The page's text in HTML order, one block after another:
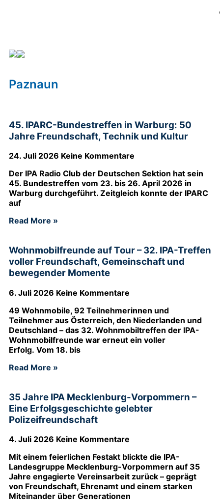
Paznaun
45. IPARC-Bundestreffen in Warburg: 50
Jahre Freundschaft, Technik und Kultur
24. Juli 2026 Keine Kommentare
Der IPA Radio Club der Deutschen Sektion hat sein
45. Bundestreffen vom 23. bis 26. April 2026 in
Warburg durchgeführt. Zeitgleich konnte der IPARC
auf
Read More »
Wohnmobilfreunde auf Tour – 32. IPA-Treffen
voller Freundschaft, Gemeinschaft und
bewegender Momente
6. Juli 2026 Keine Kommentare
49 Wohnmobile, 92 Teilnehmerinnen und
Teilnehmer aus Österreich, den Niederlanden und
Deutschland – das 32. Wohnmobiltreffen der IPA-
Wohnmobilfreunde war erneut ein voller
Erfolg. Vom 18. bis
Read More »
35 Jahre IPA Mecklenburg-Vorpommern –
Eine Erfolgsgeschichte gelebter
Polizeifreundschaft
4. Juli 2026 Keine Kommentare
Mit einem feierlichen Festakt blickte die IPA-
Landesgruppe Mecklenburg-Vorpommern auf 35
Jahre engagierte Vereinsarbeit zurück – geprägt
von Freundschaft, Ehrenamt und einem starken
Miteinander über Generationen